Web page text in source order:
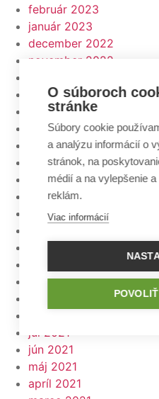
február 2023
január 2023
december 2022
november 2022
september 2022
august 2022
júl 2022
jún 2022
máj 2022
apríl 2022
marec 2022
február 2022
október 2021
september 2021
júl 2021
jún 2021
máj 2021
apríl 2021
O súboroch
stránke
Súbory cookie
a analýzu informácií o
stránok, na
médií a na vylepšenie
reklám.
Viac informácií